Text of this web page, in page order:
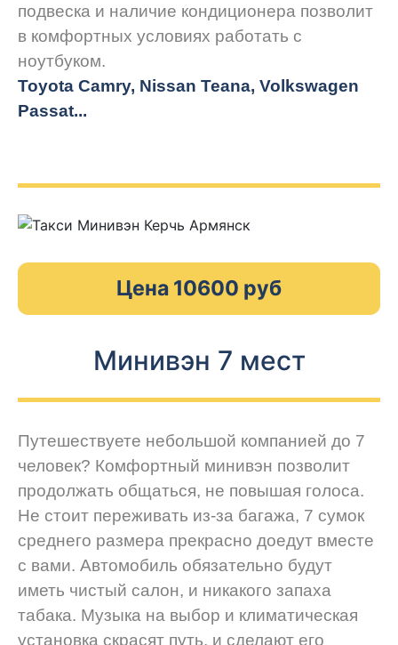
подвеска и наличие кондиционера позволит
в комфортных условиях работать с
ноутбуком.
Toyota Camry, Nissan Teana, Volkswagen
Passat...
Цена 10600 руб
Минивэн 7 мест
Путешествуете небольшой компанией до 7
человек? Комфортный минивэн позволит
продолжать общаться, не повышая голоса.
Не стоит переживать из-за багажа, 7 сумок
среднего размера прекрасно доедут вместе
с вами. Автомобиль обязательно будут
иметь чистый салон, и никакого запаха
табака. Музыка на выбор и климатическая
установка скрасят путь, и сделают его